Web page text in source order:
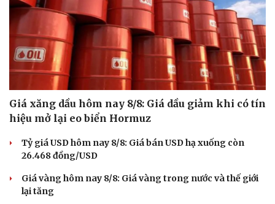
Giá xăng dầu hôm nay 8/8: Giá dầu giảm khi có tín
hiệu mở lại eo biển Hormuz
Tỷ giá USD hôm nay 8/8: Giá bán USD hạ xuống còn
26.468 đồng/USD
Giá vàng hôm nay 8/8: Giá vàng trong nước và thế giới
lại tăng